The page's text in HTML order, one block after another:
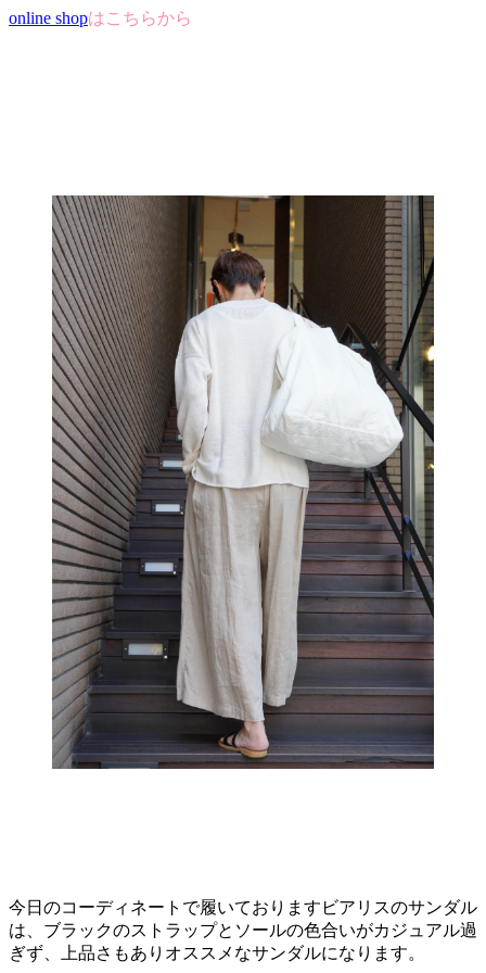
online shopはこちらから
今日のコーディネートで履いておりますビアリスのサンダル
は、ブラックのストラップとソールの色合いがカジュアル過
ぎず、上品さもありオススメなサンダルになります。